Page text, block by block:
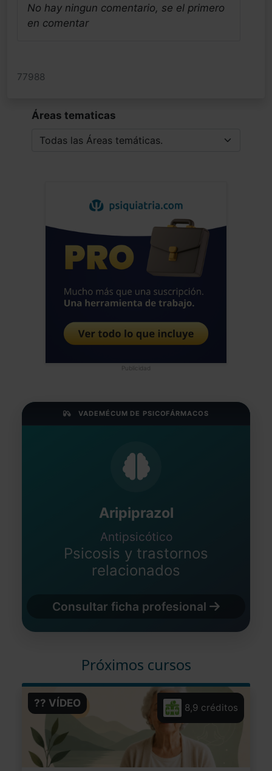
No hay ningun comentario, se el primero
en comentar
77988
Áreas tematicas
Publicidad
VADEMÉCUM DE PSICOFÁRMACOS
Aripiprazol
Antipsicótico
Psicosis y trastornos
relacionados
Consultar ficha profesional
Próximos cursos
8,9 créditos
?? VÍDEO